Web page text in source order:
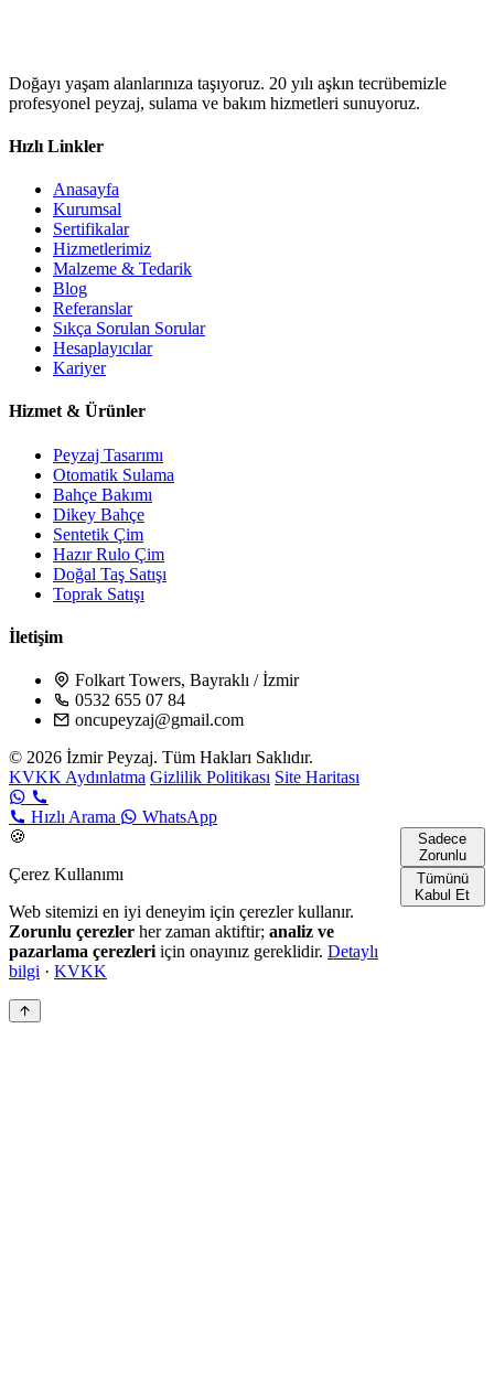
Doğayı yaşam alanlarınıza taşıyoruz. 20 yılı aşkın tecrübemizle
profesyonel peyzaj, sulama ve bakım hizmetleri sunuyoruz.
Hızlı Linkler
Anasayfa
Kurumsal
Sertifikalar
Hizmetlerimiz
Malzeme & Tedarik
Blog
Referanslar
Sıkça Sorulan Sorular
Hesaplayıcılar
Kariyer
Hizmet & Ürünler
Peyzaj Tasarımı
Otomatik Sulama
Bahçe Bakımı
Dikey Bahçe
Sentetik Çim
Hazır Rulo Çim
Doğal Taş Satışı
Toprak Satışı
İletişim
Folkart Towers, Bayraklı / İzmir
0532 655 07 84
oncupeyzaj@gmail.com
© 2026 İzmir Peyzaj. Tüm Hakları Saklıdır.
KVKK Aydınlatma Gizlilik Politikası Site Haritası
Hızlı Arama
WhatsApp
🍪
Çerez Kullanımı
Web sitemizi en iyi deneyim için çerezler kullanır.
Zorunlu çerezler her zaman aktiftir; analiz ve
pazarlama çerezleri için onayınız gereklidir. Detaylı
bilgi · KVKK
Sadece
Zorunlu
Tümünü
Kabul Et